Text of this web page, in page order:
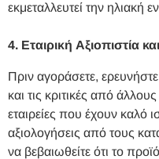
εκμεταλλευτεί την ηλιακή
4. Εταιρική Αξιοπιστία
Πριν αγοράσετε,
και τις κριτικές από
εταιρείες που έχουν καλό
αξιολογήσεις από τους
να βεβαιωθείτε ότι το